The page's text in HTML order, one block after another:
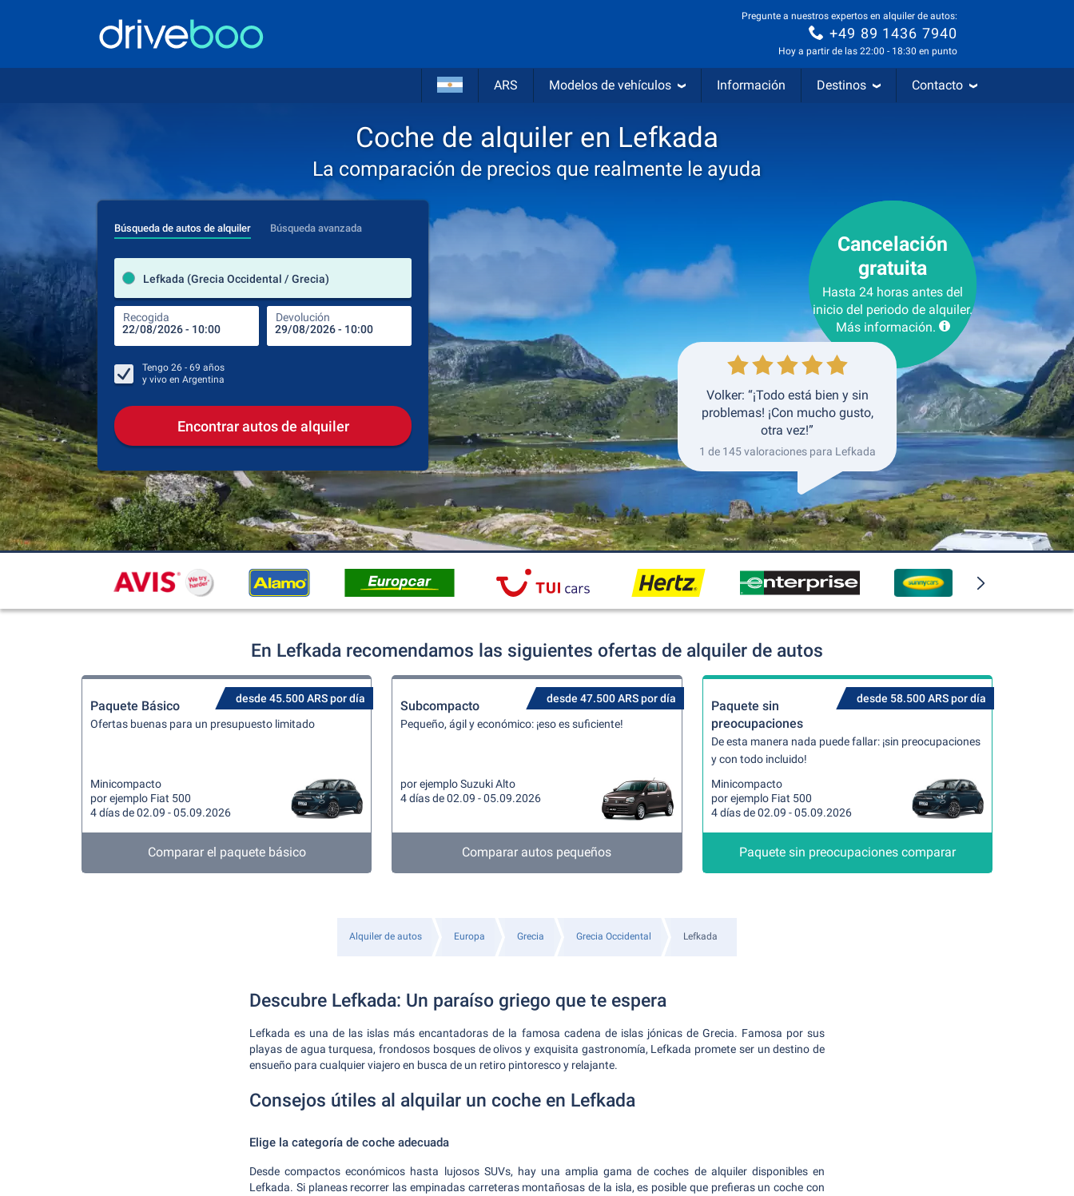
Pregunte a nuestros expertos en alquiler de autos:
+49 89 1436 7940
Hoy a partir de las 22:00 - 18:30 en punto
ARS Modelos de vehículos Información Destinos Contacto
Coche de alquiler en Lefkada
La comparación de precios que realmente le ayuda
Búsqueda de autos de alquiler Búsqueda avanzada
Lefkada (Grecia Occidental / Grecia)
Recogida Devolución Lugar de devolución
Recogida Devolución
Tengo 26 - 69 años
y vivo en Argentina
Encontrar autos de alquiler
Cancelación
gratuita
Hasta 24 horas antes del
inicio del periodo de alquiler.
Más información.
Volker: “¡Todo está bien y sin
problemas! ¡Con mucho gusto,
otra vez!”
1 de 145 valoraciones para Lefkada
En Lefkada recomendamos las siguientes ofertas de alquiler de autos
desde 45.500 ARS por día
Paquete Básico
Ofertas buenas para un presupuesto limitado
Minicompacto
por ejemplo Fiat 500
4 días de 02.09 - 05.09.2026
Comparar el paquete básico
desde 47.500 ARS por día
Subcompacto
Pequeño, ágil y económico: ¡eso es suficiente!
por ejemplo Suzuki Alto
4 días de 02.09 - 05.09.2026
Comparar autos pequeños
desde 58.500 ARS por día
Paquete sin
preocupaciones
De esta manera nada puede fallar: ¡sin preocupaciones
y con todo incluido!
Minicompacto
por ejemplo Fiat 500
4 días de 02.09 - 05.09.2026
Paquete sin preocupaciones comparar
Alquiler de autos Europa Grecia Grecia Occidental Lefkada
Descubre Lefkada: Un paraíso griego que te espera
Lefkada es una de las islas más encantadoras de la famosa cadena de islas jónicas de Grecia. Famosa por sus
playas de agua turquesa, frondosos bosques de olivos y exquisita gastronomía, Lefkada promete ser un destino de
ensueño para cualquier viajero en busca de un retiro pintoresco y relajante.
Consejos útiles al alquilar un coche en Lefkada
Elige la categoría de coche adecuada
Desde compactos económicos hasta lujosos SUVs, hay una amplia gama de coches de alquiler disponibles en
Lefkada. Si planeas recorrer las empinadas carreteras montañosas de la isla, es posible que prefieras un coche con